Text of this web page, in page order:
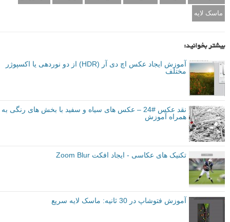
ماسک لایه
بیشتر بخوانید:
آموزش ایجاد عکس اچ دی آر (HDR) از دو نوردهی یا اکسپوژر
مختلف
نقد عکس #24 – عکس های سیاه و سفید با بخش های رنگی به
همراه آموزش
تکنیک های عکاسی - ایجاد افکت Zoom Blur
آموزش فتوشاپ در 30 ثانیه: ماسک لایه سریع